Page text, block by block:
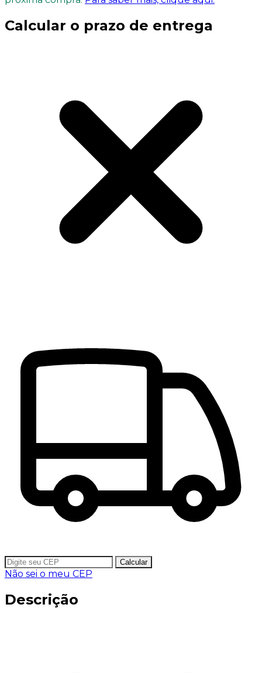
Calcular o prazo de entrega
Calcular
Não sei o meu CEP
Descrição